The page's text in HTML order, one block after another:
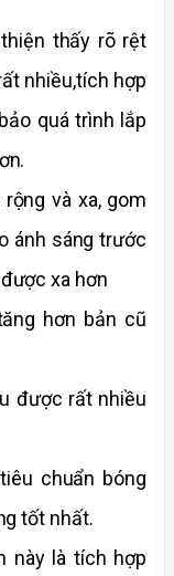
thấy rõ rệt
nhiều,tích hợp
quá trình lắp
và xa, gom
ánh sáng trước
xa hơn
hơn bản cũ
được rất nhiều
chuẩn bóng
tốt nhất.
này là tích hợp